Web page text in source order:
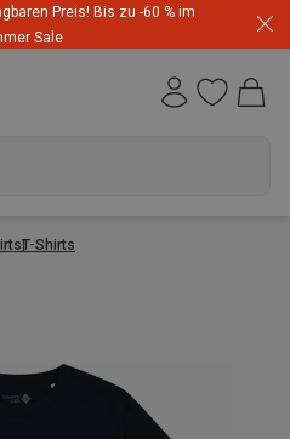
Preis! Bis zu -60 % im
Sale
T-Shirts